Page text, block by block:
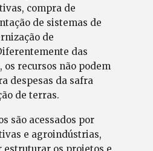
compra de
de sistemas de
de
das
os recursos não podem
despesas da safra
de terras.
são acessados por
e agroindústrias,
estruturar os projetos e